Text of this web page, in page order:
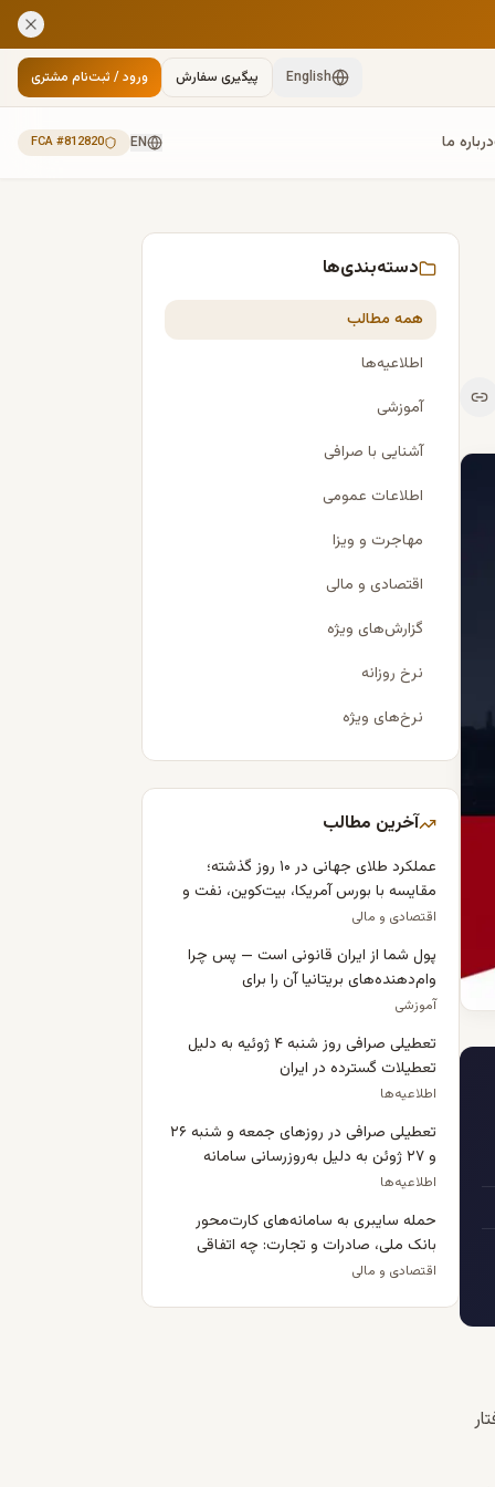
English پیگیری سفارش ورود / ثبت‌نام مشتری
درباره ما EN
FCA #812820
دسته‌بندی‌ها
همه مطالب
اطلاعیه‌ها
آموزشی
آشنایی با صرافی
اطلاعات عمومی
مهاجرت و ویزا
اقتصادی و مالی
گزارش‌های ویژه
نرخ روزانه
نرخ‌های ویژه
آخرین مطالب
عملکرد طلای جهانی در ۱۰ روز گذشته؛
مقایسه با بورس آمریکا، بیت‌کوین، نفت و
دلار
اقتصادی و مالی
پول شما از ایران قانونی است — پس چرا
وام‌دهنده‌های بریتانیا آن را برای
پیش‌پرداخت خانه قبول نمی‌کنند؟
آموزشی
تعطیلی صرافی روز شنبه ۴ ژوئیه به دلیل
تعطیلات گسترده در ایران
اطلاعیه‌ها
تعطیلی صرافی در روزهای جمعه و شنبه ۲۶
و ۲۷ ژوئن به دلیل به‌روزرسانی سامانه
اطلاعیه‌ها
حمله سایبری به سامانه‌های کارت‌محور
بانک ملی، صادرات و تجارت: چه اتفاقی
افتاد و برای ایرانیان مقیم بریتانیا چه
اقتصادی و مالی